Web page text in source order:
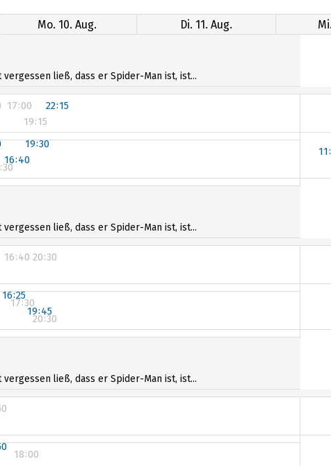
Mo. 10. Aug. Di. 11. Aug.
ließ, dass er Spider-Man ist, ist...
17:00
19:15
22:15
16:40
19:30
ließ, dass er Spider-Man ist, ist...
16:40 20:30
16:25
19:45
17:30
20:30
17:30
ließ, dass er Spider-Man ist, ist...
18:00